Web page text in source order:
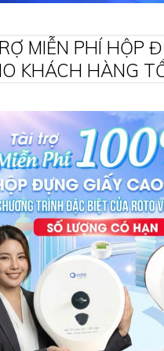
MIỄN PHÍ HỘP
KHÁCH HÀNG